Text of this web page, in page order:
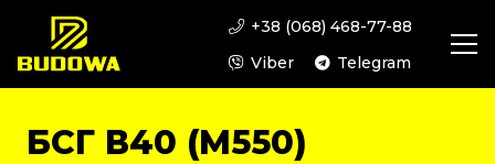
+38 (068) 468-77-88
Viber
Telegram
БСГ В40 (М550)